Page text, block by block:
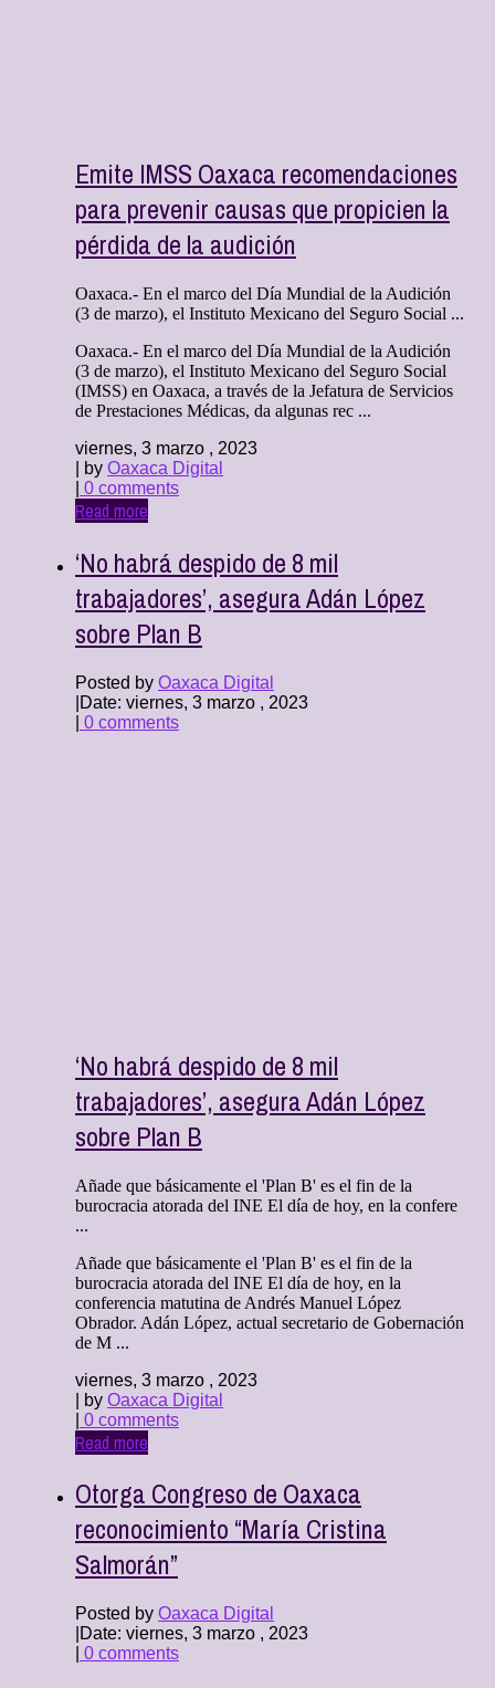
Emite IMSS Oaxaca recomendaciones
para prevenir causas que propicien la
pérdida de la audición
Oaxaca.- En el marco del Día Mundial de la Audición
(3 de marzo), el Instituto Mexicano del Seguro Social ...
Oaxaca.- En el marco del Día Mundial de la Audición
(3 de marzo), el Instituto Mexicano del Seguro Social
(IMSS) en Oaxaca, a través de la Jefatura de Servicios
de Prestaciones Médicas, da algunas rec ...
viernes, 3 marzo , 2023
| by Oaxaca Digital
0 comments
Read more
‘No habrá despido de 8 mil
trabajadores’, asegura Adán López
sobre Plan B
Posted by Oaxaca Digital
Date: viernes, 3 marzo , 2023
0 comments
‘No habrá despido de 8 mil
trabajadores’, asegura Adán López
sobre Plan B
Añade que básicamente el 'Plan B' es el fin de la
burocracia atorada del INE El día de hoy, en la confere
...
Añade que básicamente el 'Plan B' es el fin de la
burocracia atorada del INE El día de hoy, en la
conferencia matutina de Andrés Manuel López
Obrador. Adán López, actual secretario de Gobernación
de M ...
viernes, 3 marzo , 2023
| by Oaxaca Digital
0 comments
Read more
Otorga Congreso de Oaxaca
reconocimiento “María Cristina
Salmorán”
Posted by Oaxaca Digital
Date: viernes, 3 marzo , 2023
0 comments